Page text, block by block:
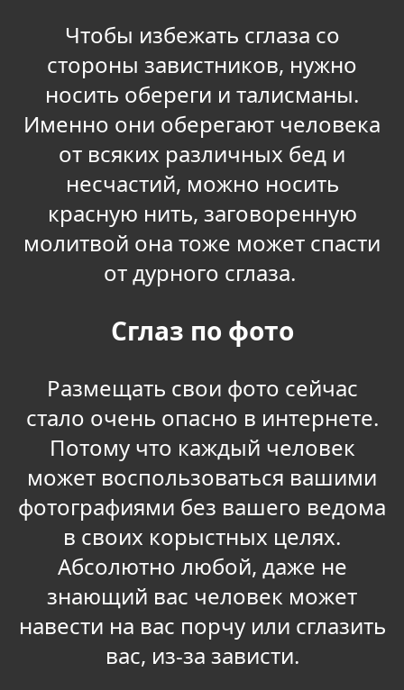
Чтобы избежать сглаза со
стороны завистников, нужно
носить обереги и талисманы.
Именно они оберегают человека
от всяких различных бед и
несчастий, можно носить
красную нить, заговоренную
молитвой она тоже может спасти
от дурного сглаза.
Сглаз по фото
Размещать свои фото сейчас
стало очень опасно в интернете.
Потому что каждый человек
может воспользоваться вашими
фотографиями без вашего ведома
в своих корыстных целях.
Абсолютно любой, даже не
знающий вас человек может
навести на вас порчу или сглазить
вас, из-за зависти.